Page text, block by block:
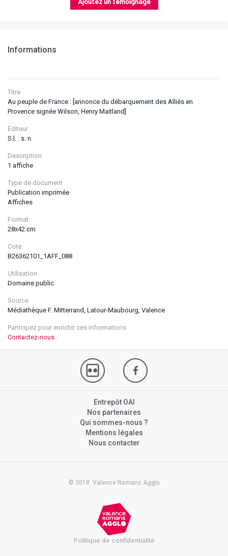
Informations
Titre
Au peuple de France : [annonce du débarquement des Alliés en
Provence signée Wilson, Henry Maitland]
Editeur
S.l. : s. n.
Description
1 affiche
Type de document
Publication imprimée
Affiches
Format
28x42 cm
Cote
B26362101_1AFF_088
Utilisation
Domaine public
Source
Médiathèque F. Mitterrand, Latour-Maubourg, Valence
Participez pour enrichir ces informations
Contactez-nous
Entrepôt OAI
Nos partenaires
Qui sommes-nous ?
Mentions légales
Nous contacter
© 2018. Valence Romans Agglo
Politique de confidentialité